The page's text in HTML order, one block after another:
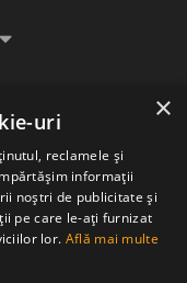
×
uri
reclamele și
informații
noștri de publicitate și
pe care le-ați furnizat
lor. Află mai multe